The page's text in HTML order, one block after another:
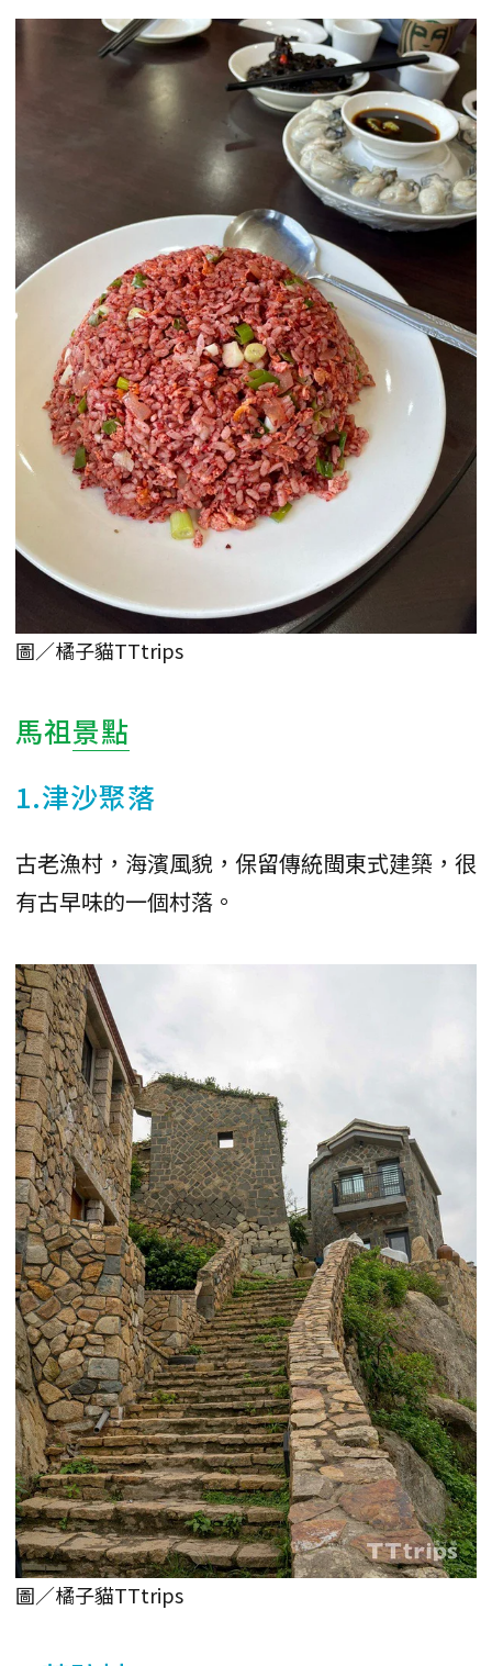
圖／橘子貓TTtrips
馬祖景點
1.津沙聚落
古老漁村，海濱風貌，保留傳統閩東式建築，很
有古早味的一個村落。
圖／橘子貓TTtrips